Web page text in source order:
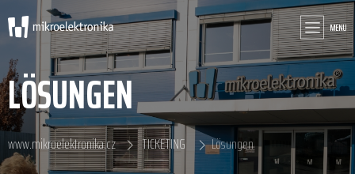
MENU
LÖSUNGEN
www.mikroelektronika.cz TICKETING Lösungen